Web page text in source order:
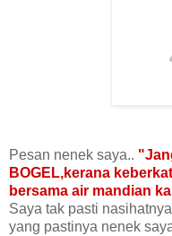
Pesan nenek saya..
BOGEL,kerana
bersama air mandian
Saya tak pasti
yang pastinya nenek